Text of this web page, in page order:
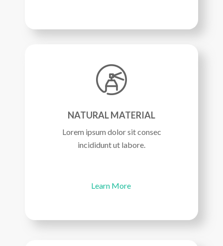
NATURAL MATERIAL
Lorem ipsum dolor sit consec
incididunt ut labore.
Learn More